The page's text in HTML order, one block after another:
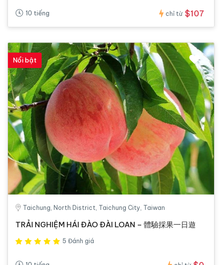
10 tiếng chỉ từ $107
Nổi bật
Taichung, North District, Taichung City, Taiwan
TRẢI NGHIỆM HÁI ĐÀO ĐÀI LOAN – 體驗採果一日遊
5 Đánh giá